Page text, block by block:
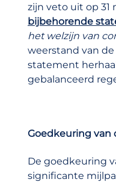
zijn veto uit op 31
bijbehorende
het welzijn van
weerstand van
statement
gebalanceerd
Goedkeuring van
De goedkeuring
significante